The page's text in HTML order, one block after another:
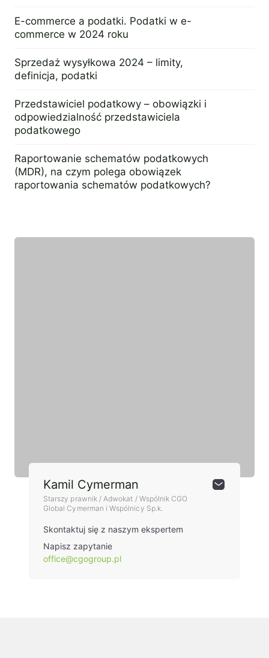
E-commerce a podatki. Podatki w e-
commerce w 2024 roku
Sprzedaż wysyłkowa 2024 – limity,
definicja, podatki
Przedstawiciel podatkowy – obowiązki i
odpowiedzialność przedstawiciela
podatkowego
Raportowanie schematów podatkowych
(MDR), na czym polega obowiązek
raportowania schematów podatkowych?
Kamil Cymerman
Starszy prawnik / Adwokat / Wspólnik CGO
Global Cymerman i Wspólnicy Sp.k.
Skontaktuj się z naszym ekspertem
Napisz zapytanie
office@cgogroup.pl